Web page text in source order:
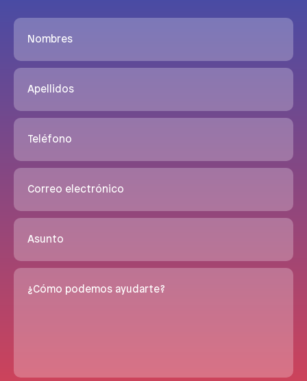
Nombres
Apellidos
Teléfono
Correo electrónico
Asunto
¿Cómo podemos ayudarte?